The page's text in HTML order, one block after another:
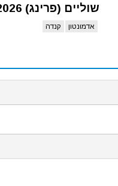
שוליים (פרינג) 2026
אדמונטון קנדה